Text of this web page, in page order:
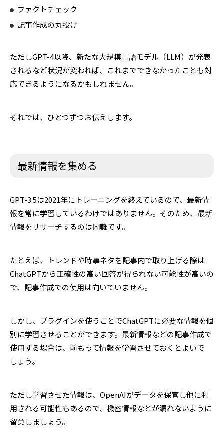
ファクトチェック
記事作成の丸投げ
ただしGPT-4以降、新たな大規模言語モデル（LLM）が発表
されるなど状況が変われば、これまでできなかったことも対
応できるようになるかもしれません。
それでは、ひとつずつお伝えします。
最新情報を集める
GPT-3.5は2021年にトレーニングを終えているので、最新情
報を常に学習しているわけではありません。そのため、最新
情報をリサーチするのは困難です。
たとえば、トレンドや時事ネタを記事内で取り上げる際は
ChatGPTから正確性の高い回答が得られない可能性が高いの
で、記事作成での使用は向いていません。
しかし、プラグインを使うことでChatGPTに必要な情報を個
別に学習させることができます。最新情報などの記事作成で
使用する場合は、前もって情報を学習させておくとよいで
しょう。
ただし学習させた情報は、OpenAIがデータを保管し他に利
用される可能性もあるので、機密情報などが漏れないように
留意しましょう。